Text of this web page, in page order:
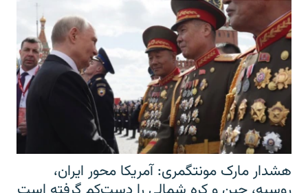
هشدار مارک مونتگمری: آمریکا محور ایران،